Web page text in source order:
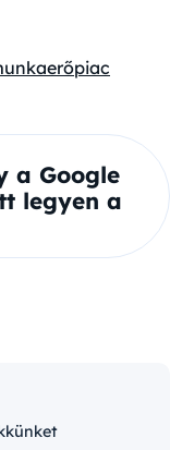
a Google
legyen a